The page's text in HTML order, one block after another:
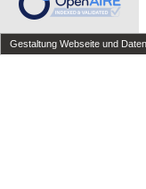
Gestaltung Webseite und